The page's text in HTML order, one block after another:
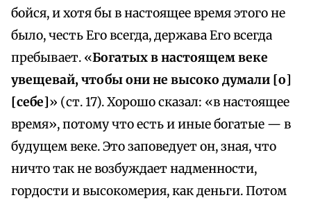
бойся, и хотя бы в настоящее время этого не
было, честь Его всегда, держава Его всегда
пребывает. «Богатых в настоящем веке
увещевай, чтобы они не высоко думали [о]
[себе]» (ст. 17). Хорошо сказал: «в настоящее
время», потому что есть и иные богатые — в
будущем веке. Это заповедует он, зная, что
ничто так не возбуждает надменности,
гордости и высокомерия, как деньги. Потом